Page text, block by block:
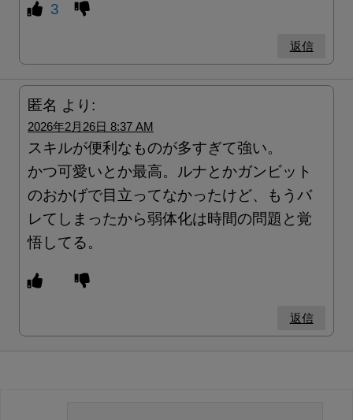
3
返信
匿名 より:
2026年2月26日 8:37 AM
スキルが便利なものが多すぎて強い。
かつ可愛いとか最高。ルナとかガンビット
のおかげで目立ってなかったけど、もうバ
レてしまったから弱体化は時間の問題と覚
悟してる。
返信